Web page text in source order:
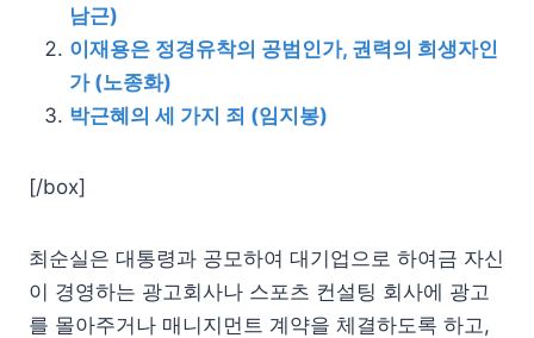
남근)
이재용은 정경유착의 공범인가, 권력의 희생자인
가 (노종화)
박근혜의 세 가지 죄 (임지봉)
[/box]
최순실은 대통령과 공모하여 대기업으로 하여금 자신
이 경영하는 광고회사나 스포츠 컨설팅 회사에 광고
를 몰아주거나 매니지먼트 계약을 체결하도록 하고,